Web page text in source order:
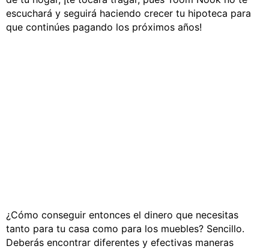
escuchará y seguirá haciendo crecer tu hipoteca para
que continúes pagando los próximos años!
¿Cómo conseguir entonces el dinero que necesitas
tanto para tu casa como para los muebles? Sencillo.
Deberás encontrar diferentes y efectivas maneras